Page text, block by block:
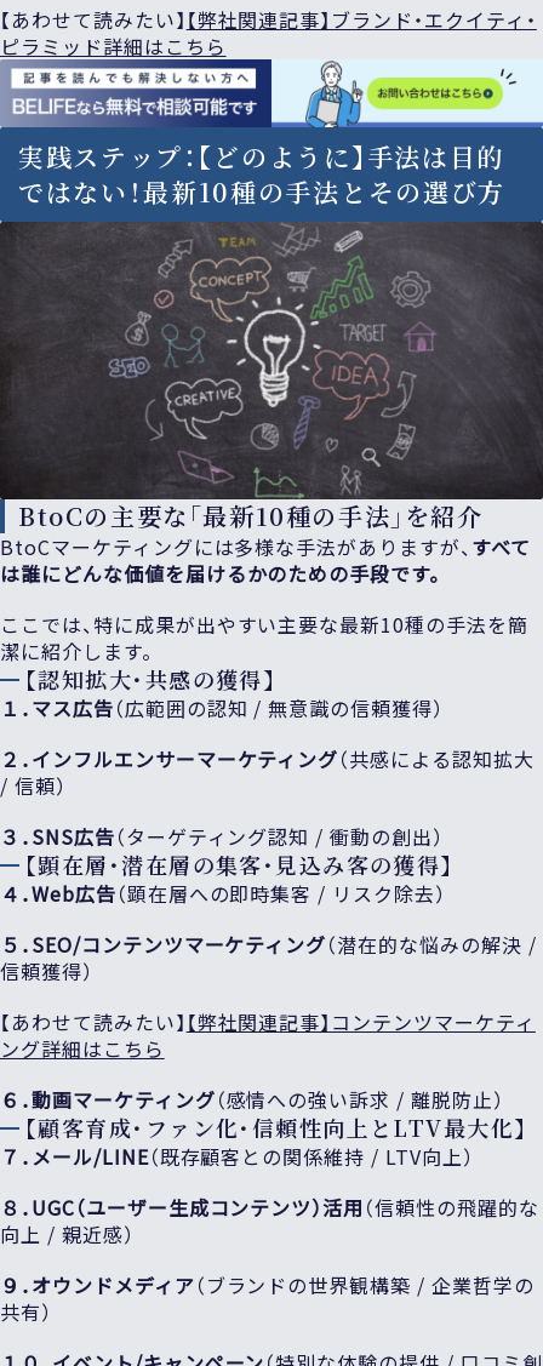
【あわせて読みたい】 【弊社関連記事】ブランド・エクイティ・
ピラミッド詳細はこちら
実践ステップ：【どのように】手法は目的
ではない！最新10種の手法とその選び方
BtoCの主要な「最新10種の手法」を紹介
BtoCマーケティングには多様な手法がありますが、すべて
は誰にどんな価値を届けるかのための手段です。
ここでは、特に成果が出やすい主要な最新10種の手法を簡
潔に紹介します。
【認知拡大・共感の獲得】
１．マス広告（広範囲の認知 / 無意識の信頼獲得）
２．インフルエンサーマーケティング（共感による認知拡大
/ 信頼）
３．SNS広告（ターゲティング認知 / 衝動の創出）
【顕在層・潜在層の集客・見込み客の獲得】
４．Web広告（顕在層への即時集客 / リスク除去）
５．SEO/コンテンツマーケティング（潜在的な悩みの解決 /
信頼獲得）
【あわせて読みたい】 【弊社関連記事】コンテンツマーケティ
ング詳細はこちら
６．動画マーケティング（感情への強い訴求 / 離脱防止）
【顧客育成・ファン化・信頼性向上とLTV最大化】
７．メール/LINE（既存顧客との関係維持 / LTV向上）
８．UGC（ユーザー生成コンテンツ）活用 （信頼性の飛躍的な
向上 / 親近感）
９．オウンドメディア（ブランドの世界観構築 / 企業哲学の
共有）